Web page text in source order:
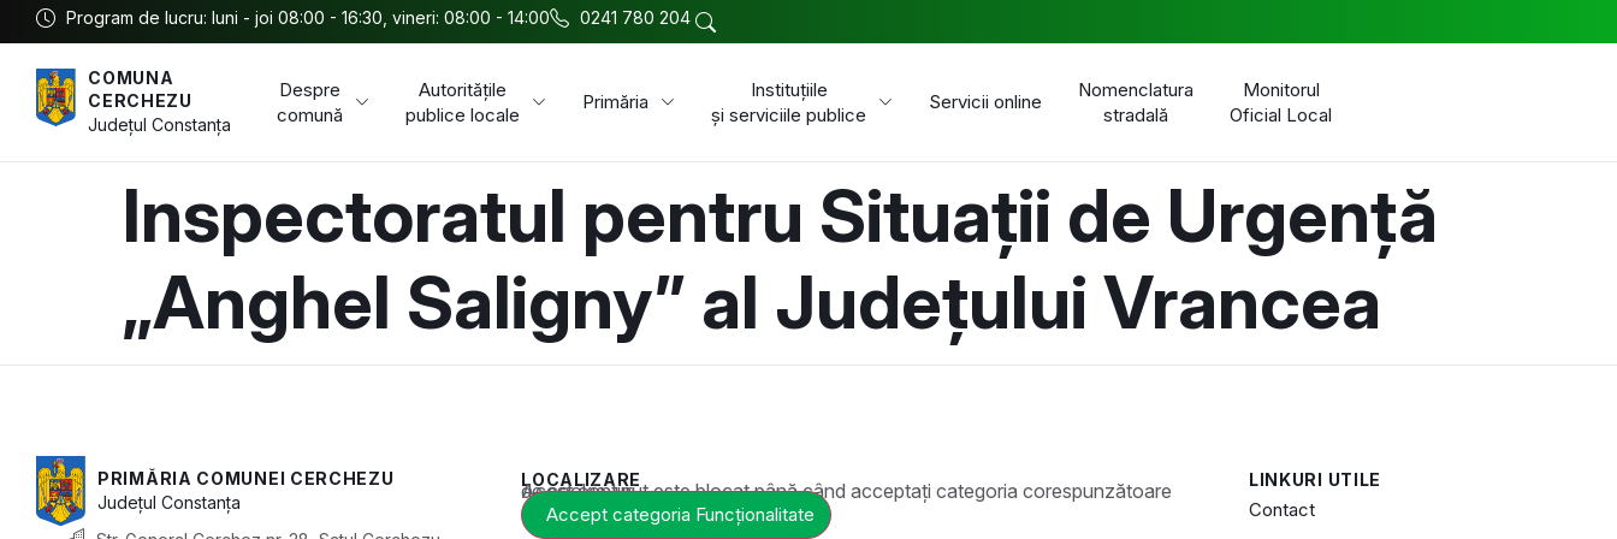
Program de lucru: luni - joi 08:00 - 16:30, vineri: 08:00 - 14:00 0241 780 204
COMUNA
CERCHEZU
JudețulConstanța
Despre
comună
Autoritățile
publice locale
Primăria
Instituțiile
și serviciile publice
Servicii online
Nomenclatura
stradală
Monitorul
Oficial Local
Inspectoratul pentru Situații de Urgență
„Anghel Saligny” al Județului Vrancea
PRIMĂRIA COMUNEI CERCHEZU
JudețulConstanța
LOCALIZARE
Acest conținut este blocat până când acceptați categoria corespunzătoare de cookie-uri.
Accept categoria Funcționalitate
LINKURI UTILE
Contact